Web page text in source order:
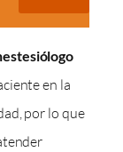
en la
por lo que